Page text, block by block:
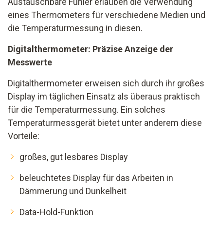
eines Thermometers für verschiedene Medien und
die Temperaturmessung in diesen.
Digitalthermometer: Präzise Anzeige der
Messwerte
Digitalthermometer erweisen sich durch ihr großes
Display im täglichen Einsatz als überaus praktisch
für die Temperaturmessung. Ein solches
Temperaturmessgerät bietet unter anderem diese
Vorteile:
großes, gut lesbares Display
beleuchtetes Display für das Arbeiten in
Dämmerung und Dunkelheit
Data-Hold-Funktion